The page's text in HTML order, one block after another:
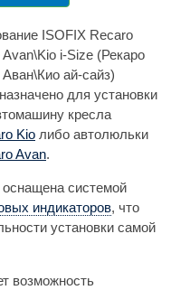
ISOFIX Recaro
Avan\Kio i-Size (Рекаро
Аван\Кио ай-сайз)
для установки
кресла
Kio либо автолюльки
Avan.
оснащена системой
индикаторов, что
установки самой
возможность